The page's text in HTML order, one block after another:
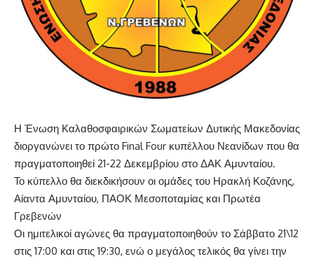
Η Ένωση Καλαθοσφαιρικών Σωματείων Δυτικής Μακεδονίας
διοργανώνει το πρώτο Final Four κυπέλλου Νεανίδων που θα
πραγματοποιηθεί 21-22 Δεκεμβρίου στο ΔΑΚ Αμυνταίου.
Το κύπελλο θα διεκδικήσουν οι ομάδες του Ηρακλή Κοζάνης,
Αίαντα Αμυνταίου, ΠΑΟΚ Μεσοποταμίας και Πρωτέα
Γρεβενών
Οι ημιτελικοί αγώνες θα πραγματοποιηθούν το Σάββατο 21\12
στις 17:00 και στις 19:30, ενώ ο μεγάλος τελικός θα γίνει την